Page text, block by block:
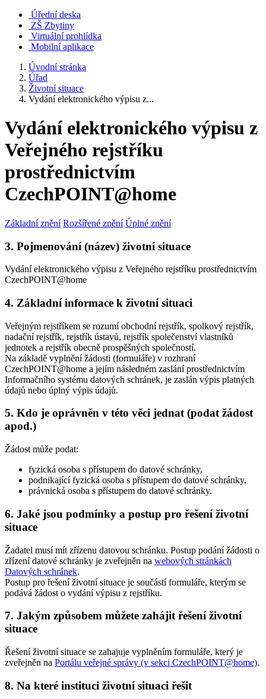
Úřední deska
ZŠ Zbytiny
Virtuální prohlídka
Mobilní aplikace
Úvodní stránka
Úřad
Životní situace
Vydání elektronického výpisu z...
Vydání elektronického výpisu z
Veřejného rejstříku
prostřednictvím
CzechPOINT@home
Základní znění Rozšířené znění Úplné znění
3. Pojmenování (název) životní situace
Vydání elektronického výpisu z Veřejného rejstříku prostřednictvím
CzechPOINT@home
4. Základní informace k životní situaci
Veřejným rejstříkem se rozumí obchodní rejstřík, spolkový rejstřík,
nadační rejstřík, rejstřík ústavů, rejstřík společenství vlastníků
jednotek a rejstřík obecně prospěšných společností.
Na základě vyplnění žádosti (formuláře) v rozhraní
CzechPOINT@home a jejím následném zaslání prostřednictvím
Informačního systému datových schránek, je zaslán výpis platných
údajů nebo úplný výpis údajů.
5. Kdo je oprávněn v této věci jednat (podat žádost
apod.)
Žádost může podat:
fyzická osoba s přístupem do datové schránky,
podnikající fyzická osoba s přístupem do datové schránky,
právnická osoba s přístupem do datové schránky.
6. Jaké jsou podmínky a postup pro řešení životní
situace
Žadatel musí mít zřízenu datovou schránku. Postup podání žádosti o
zřízení datové schránky je zveřejněn na webových stránkách
Datových schránek.
Postup pro řešení životní situace je součástí formuláře, kterým se
podává žádost o vydání výpisu z rejstříku.
7. Jakým způsobem můžete zahájit řešení životní
situace
Řešení životní situace se zahajuje vyplněním formuláře, který je
zveřejněn na Portálu veřejné správy (v sekci CzechPOINT@home).
8. Na které instituci životní situaci řešit